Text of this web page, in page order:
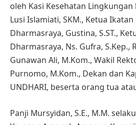
oleh Kasi Kesehatan
Lusi Islamiati, SKM., Ketua
Dharmasraya, Gustina, S.ST.,
Dharmasraya, Ns. Gufra, S.Kep.,
Gunawan Ali, M.Kom., Wakil
Purnomo, M.Kom., Dekan dan
UNDHARI, beserta orang tua
Panji Mursyidan, S.E., M.M.